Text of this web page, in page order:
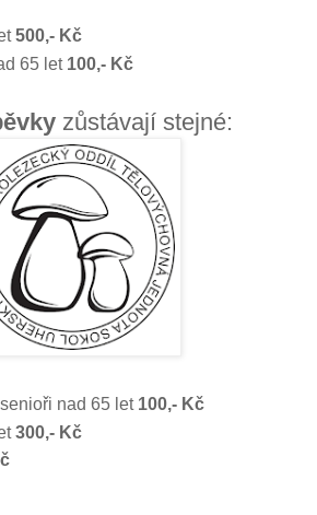
500,- Kč
65 let 100,- Kč
zůstávají stejné:
nad 65 let 100,- Kč
300,- Kč